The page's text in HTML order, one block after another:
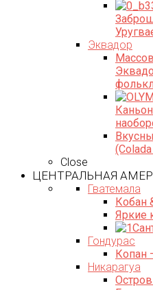
Эквадор
Close
ЦЕНТРАЛЬНАЯ
Гватемала
Кобан
Яркие
Гондурас
Копан
Никарагуа